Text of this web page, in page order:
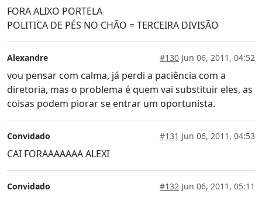
FORA ALIXO PORTELA
POLITICA DE PÉS NO CHÃO = TERCEIRA DIVISÃO
Alexandre #130 Jun 06, 2011, 04:52
vou pensar com calma, já perdi a paciência com a
diretoria, mas o problema é quem vai substituir eles, as
coisas podem piorar se entrar um oportunista.
Convidado #131 Jun 06, 2011, 04:53
CAI FORAAAAAAA ALEXI
Convidado #132 Jun 06, 2011, 05:11